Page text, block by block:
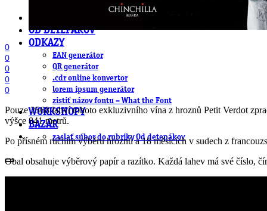
OD DETEPÁKOV
ODKAZY
EAN generátor
QR generátor
.cdr online konvertor
lorem ipsum generátor
zistiť názov fontu – What the Font
WORKSHOPY
BAZÁR
zaslať súbor do rubriky Od detepákov
0
0
0
0
0
Pouze 2568 lahví tohoto exkluzivního vína z hroznů Petit Verdot
výšce 841 metrů.
Po přísném ručním výběru hroznů a 18 měsících v sudech z
Obal obsahuje výběrový papír a razítko. Každá lahev má své číslo,